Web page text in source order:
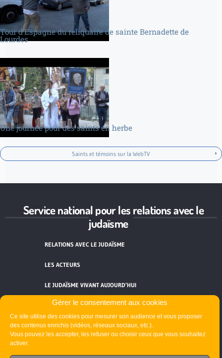
Gérer le consentement aux cookies
Ce site utilise des cookies pour mesurer son audience et vous proposer
des contenus enrichis (vidéos, réseaux sociaux, etc.).
Vous pouvez les accepter, les refuser ou choisir ceux que vous souhaitez
activer.
Tour d’Espagne du reliquaire de sainte Bernadette de
Lourdes
Une journée pour des saints en herbe
Saints et témoins sur la WebTV
Service national pour les relations avec le
judaïsme
RELATIONS AVEC LE JUDAÏSME
LES ACTEURS
LE JUDAÏSME VIVANT AUJOURD’HUI
RESSOURCES
ACTUALITÉS